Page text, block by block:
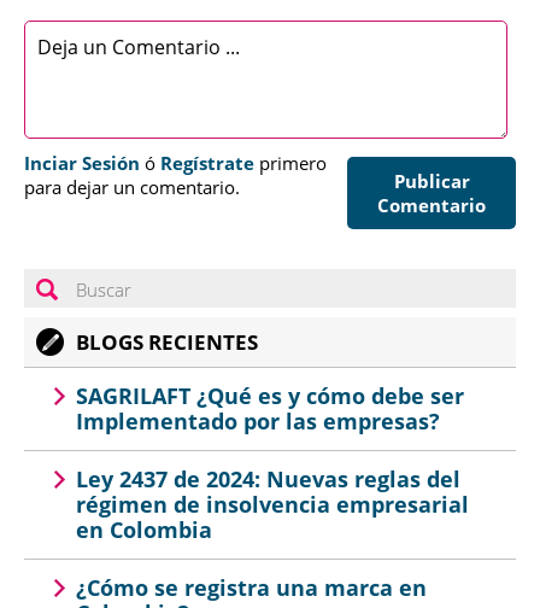
Publicar
Comentario
Inciar Sesión ó Regístrate primero
para dejar un comentario.
BLOGS RECIENTES
SAGRILAFT ¿Qué es y cómo debe ser
Implementado por las empresas?
Ley 2437 de 2024: Nuevas reglas del
régimen de insolvencia empresarial
en Colombia
¿Cómo se registra una marca en